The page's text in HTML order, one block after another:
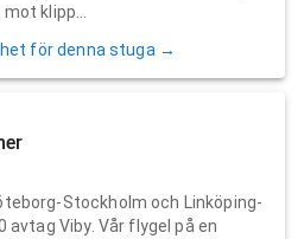
klipp...
för denna stuga →
Stockholm och Linköping-
avtag Viby. Vår flygel på en